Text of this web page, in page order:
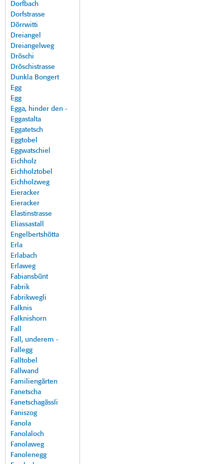
Dorfbach
Dorfstrasse
Dörrwitti
Dreiangel
Dreiangelweg
Dröschi
Dröschistrasse
Dunkla Bongert
Egg
Egg
Egga, hinder den -
Eggastalta
Eggatetsch
Eggtobel
Eggwatschiel
Eichholz
Eichholztobel
Eichholzweg
Eieracker
Eieracker
Elastinstrasse
Eliassastall
Engelbertshötta
Erla
Erlabach
Erlaweg
Fabiansbünt
Fabrik
Fabrikwegli
Falknis
Falknishorn
Fall
Fall, underem -
Fallegg
Falltobel
Fallwand
Familiengärten
Fanetscha
Fanetschagässli
Faniszog
Fanola
Fanolaloch
Fanolaweg
Fanolenegg